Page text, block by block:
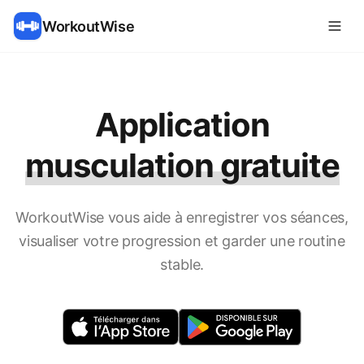
WorkoutWise
Application
musculation gratuite
WorkoutWise vous aide à enregistrer vos séances,
visualiser votre progression et garder une routine
stable.